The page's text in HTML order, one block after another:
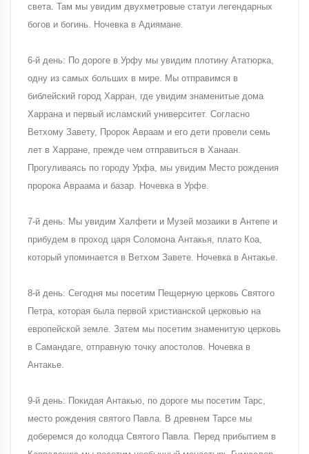
света. Там мы увидим двухметровые статуи легендарных
богов и богинь. Ночевка в Адиямане.
6-й день: По дороге в Урфу мы увидим плотину Ататюрка,
одну из самых больших в мире. Мы отправимся в
библейский город Харран, где увидим знаменитые дома
Харрана и первый исламский университет. Согласно
Ветхому Завету, Пророк Авраам и его дети провели семь
лет в Харране, прежде чем отправиться в Ханаан.
Прогуливаясь по городу Урфа, мы увидим Место рождения
пророка Авраама и базар. Ночевка в Урфе.
7-й день: Мы увидим Халфети и Музей мозаики в Антепе и
прибудем в проход царя Соломона Антакья, плато Коа,
который упоминается в Ветхом Завете. Ночевка в Антакье.
8-й день: Сегодня мы посетим Пещерную церковь Святого
Петра, которая была первой христианской церковью на
европейской земле. Затем мы посетим знаменитую церковь
в Самандаге, отправную точку апостолов. Ночевка в
Антакье.
9-й день: Покидая Антакью, по дороге мы посетим Тарс,
место рождения святого Павла. В древнем Тарсе мы
доберемся до колодца Святого Павла. Перед прибытием в